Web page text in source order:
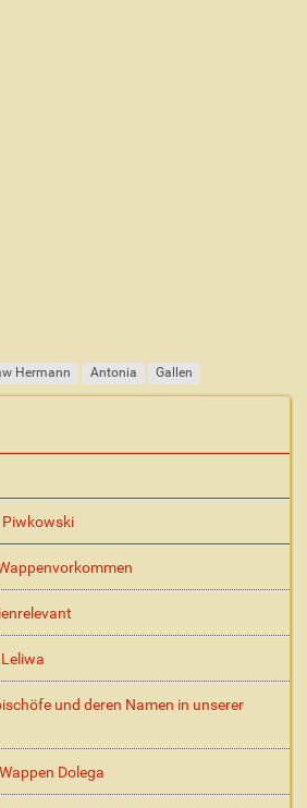
Hermann Antonia Gallen
und deren Namen in unserer
Dolega